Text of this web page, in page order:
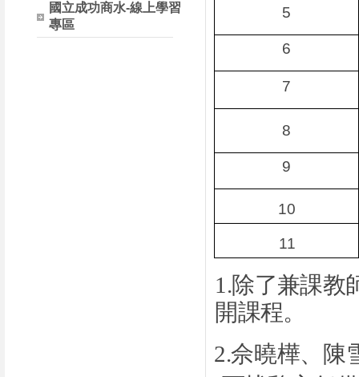
國立成功商水-線上學習
專區
5
6
7
8
9
10
11
1 .除了兼課教
開課程。
2.佘曉樺、陳